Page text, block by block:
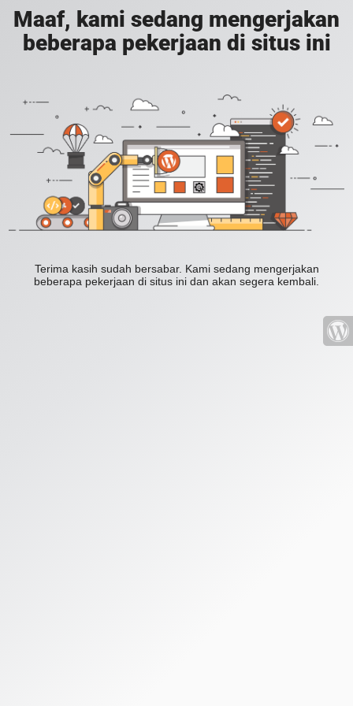
Maaf, kami sedang mengerjakan
beberapa pekerjaan di situs ini
Terima kasih sudah bersabar. Kami sedang mengerjakan
beberapa pekerjaan di situs ini dan akan segera kembali.